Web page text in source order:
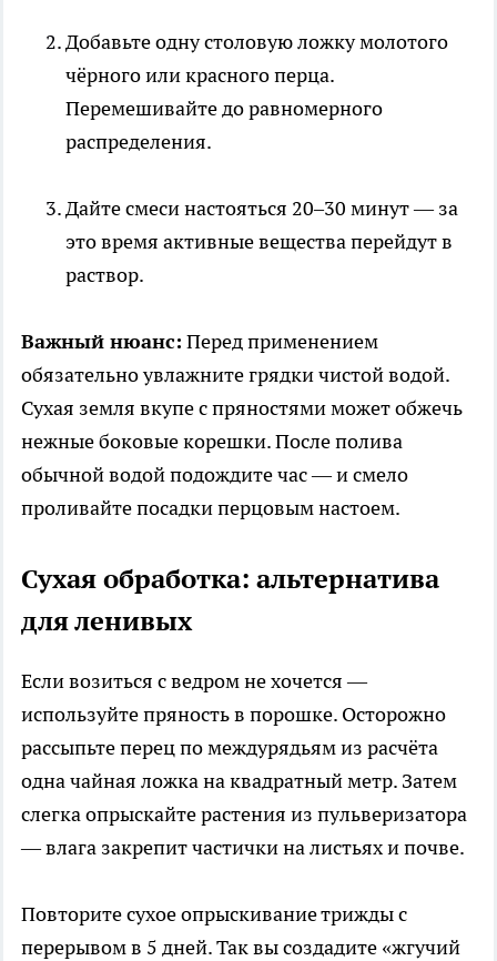
Добавьте одну столовую ложку молотого
чёрного или красного перца.
Перемешивайте до равномерного
распределения.
Дайте смеси настояться 20–30 минут — за
это время активные вещества перейдут в
раствор.
Важный нюанс: Перед применением
обязательно увлажните грядки чистой водой.
Сухая земля вкупе с пряностями может обжечь
нежные боковые корешки. После полива
обычной водой подождите час — и смело
проливайте посадки перцовым настоем.
Сухая обработка: альтернатива
для ленивых
Если возиться с ведром не хочется —
используйте пряность в порошке. Осторожно
рассыпьте перец по междурядьям из расчёта
одна чайная ложка на квадратный метр. Затем
слегка опрыскайте растения из пульверизатора
— влага закрепит частички на листьях и почве.
Повторите сухое опрыскивание трижды с
перерывом в 5 дней. Так вы создадите «жгучий